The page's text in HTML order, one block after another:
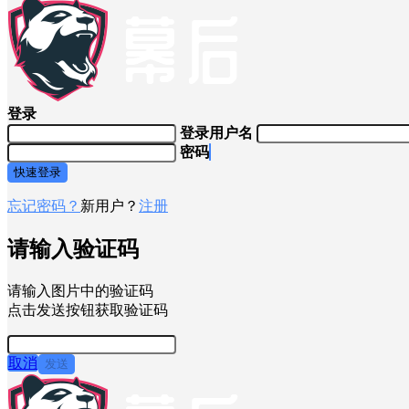
登录
登录用户名
密码
快速登录
忘记密码？ 新用户？ 注册
请输入验证码
请输入图片中的验证码
点击发送按钮获取验证码
取消 发送